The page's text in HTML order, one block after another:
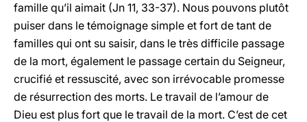
famille qu’il aimait (Jn 11, 33-37). Nous pouvons plutôt
puiser dans le témoignage simple et fort de tant de
familles qui ont su saisir, dans le très difficile passage
de la mort, également le passage certain du Seigneur,
crucifié et ressuscité, avec son irrévocable promesse
de résurrection des morts. Le travail de l’amour de
Dieu est plus fort que le travail de la mort. C’est de cet